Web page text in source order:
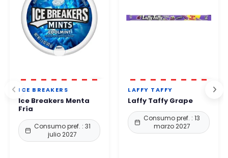
ICE BREAKERS
Ice Breakers Menta
Fría
Consumo pref. : 31
julio 2027
LAFFY TAFFY
Laffy Taffy Grape
Consumo pref. : 13
marzo 2027